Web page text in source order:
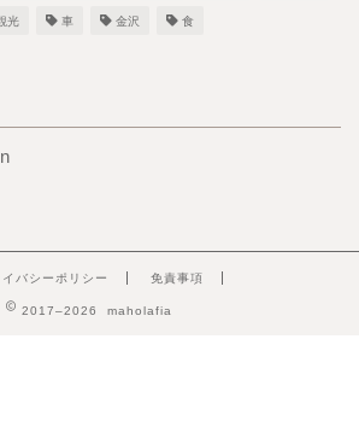
光 車 金沢 食
イバシーポリシー 免責事項
2017–2026 maholafia